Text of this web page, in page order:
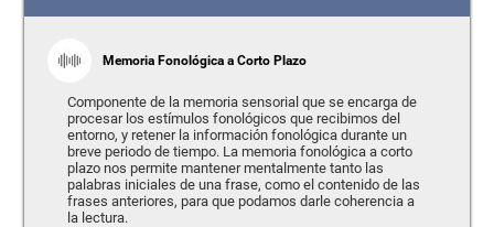
Memoria Fonológica a Corto Plazo
Componente de la memoria sensorial que se encarga de
procesar los estímulos fonológicos que recibimos del
entorno, y retener la información fonológica durante un
breve periodo de tiempo. La memoria fonológica a corto
plazo nos permite mantener mentalmente tanto las
palabras iniciales de una frase, como el contenido de las
frases anteriores, para que podamos darle coherencia a
la lectura.